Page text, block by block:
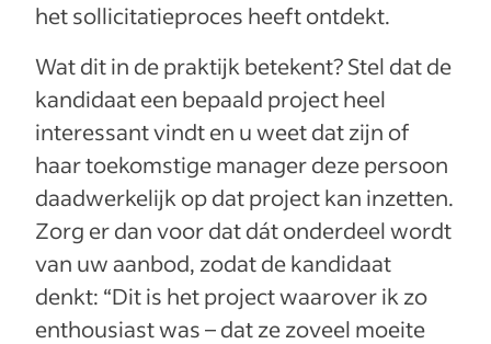
het sollicitatieproces heeft ontdekt.
Wat dit in de praktijk betekent? Stel dat de
kandidaat een bepaald project heel
interessant vindt en u weet dat zijn of
haar toekomstige manager deze persoon
daadwerkelijk op dat project kan inzetten.
Zorg er dan voor dat dát onderdeel wordt
van uw aanbod, zodat de kandidaat
denkt: “Dit is het project waarover ik zo
enthousiast was – dat ze zoveel moeite